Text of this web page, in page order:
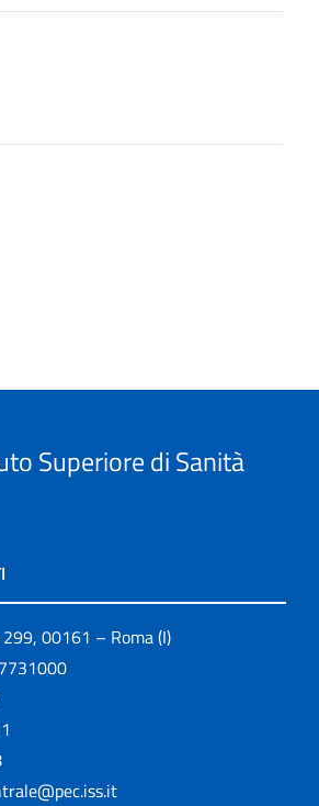
Superiore di Sanità
00161 – Roma (I)